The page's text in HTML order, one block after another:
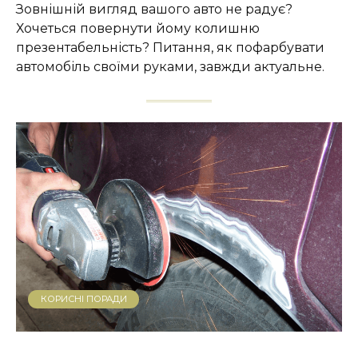
Зовнішній вигляд вашого авто не радує?
Хочеться повернути йому колишню
презентабельність? Питання, як пофарбувати
автомобіль своїми руками, завжди актуальне.
КОРИСНІ ПОРАДИ